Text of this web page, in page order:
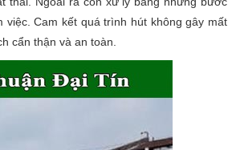
Cam kết quá trình hút không gây mất
cẩn thận và an toàn.